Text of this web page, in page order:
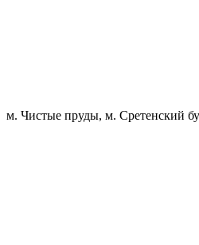
м. Чистые пруды, м. Сретенский